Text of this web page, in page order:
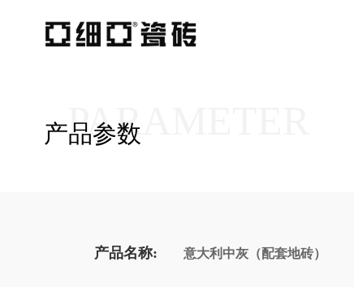
产品参数
PARAMETER
产品名称: 意大利中灰（配套地砖）